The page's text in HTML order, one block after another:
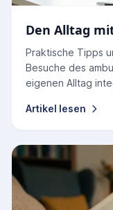
Den Alltag
Praktische Tipps
Besuche des
eigenen Alltag
Artikel lesen